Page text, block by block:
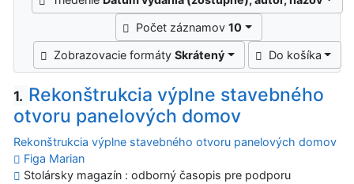
Počet záznamov10
Zobrazovacie formátySkrátený Do košíka
1. Rekonštrukcia výplne stavebného
otvoru panelových domov
Rekonštrukcia výplne stavebného otvoru panelových domov
Figa Marian
Stolársky magazín : odborný časopis pre podporu